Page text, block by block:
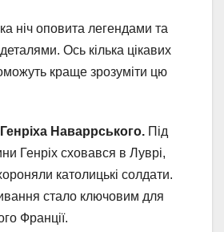
ніч оповита легендами та
Ось кілька цікавих
краще зрозуміти цю
Наваррського. Під
Генріх сховався в Луврі,
католицькі солдати.
стало ключовим для
Франції.